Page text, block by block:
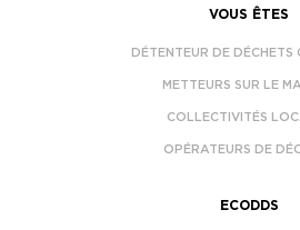
VOUS ÊTES
DÉTENTEUR DE DÉCHETS
METTEURS SUR LE
COLLECTIVITÉS
OPÉRATEURS DE
ECODDS